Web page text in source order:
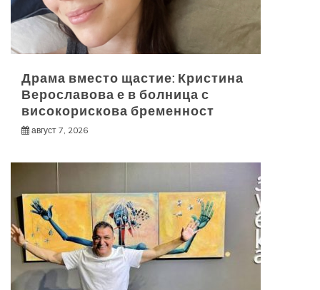
Драма вместо щастие: Кристина
Верославова е в болница с
високорискова бременност
август 7, 2026